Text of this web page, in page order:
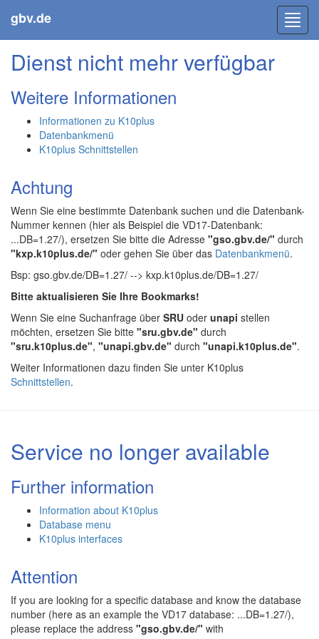
gbv.de
Dienst nicht mehr verfügbar
Weitere Informationen
Informationen zu K10plus
Datenbankmenü
K10plus Schnittstellen
Achtung
Wenn Sie eine bestimmte Datenbank suchen und die Datenbank-
Nummer kennen (hier als Beispiel die VD17-Datenbank:
...DB=1.27/), ersetzen Sie bitte die Adresse "gso.gbv.de/" durch
"kxp.k10plus.de/" oder gehen Sie über das Datenbankmenü.
Bsp: gso.gbv.de/DB=1.27/ --> kxp.k10plus.de/DB=1.27/
Bitte aktualisieren Sie Ihre Bookmarks!
Wenn Sie eine Suchanfrage über SRU oder unapi stellen
möchten, ersetzen Sie bitte "sru.gbv.de" durch
"sru.k10plus.de", "unapi.gbv.de" durch "unapi.k10plus.de".
Weiter Informationen dazu finden Sie unter K10plus
Schnittstellen.
Service no longer available
Further information
Information about K10plus
Database menu
K10plus interfaces
Attention
If you are looking for a specific database and know the database
number (here as an example the VD17 database: ...DB=1.27/),
please replace the address "gso.gbv.de/" with